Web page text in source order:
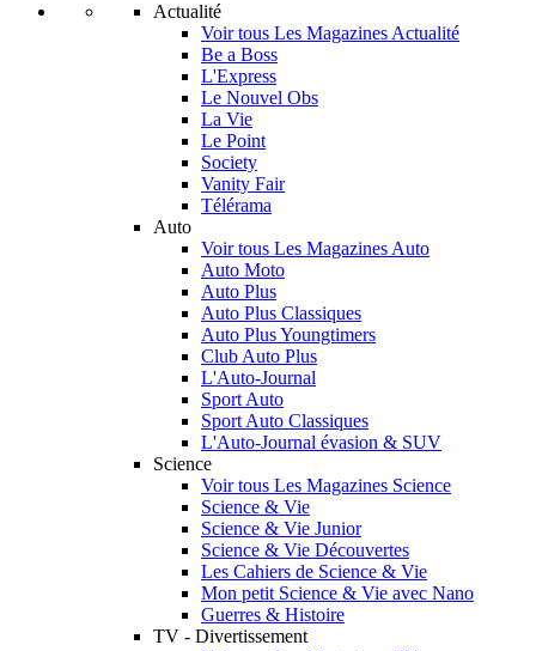
Actualité
Voir tous Les Magazines Actualité
Be a Boss
L'Express
Le Nouvel Obs
La Vie
Le Point
Society
Vanity Fair
Télérama
Auto
Voir tous Les Magazines Auto
Auto Moto
Auto Plus
Auto Plus Classiques
Auto Plus Youngtimers
Club Auto Plus
L'Auto-Journal
Sport Auto
Sport Auto Classiques
L'Auto-Journal évasion & SUV
Science
Voir tous Les Magazines Science
Science & Vie
Science & Vie Junior
Science & Vie Découvertes
Les Cahiers de Science & Vie
Mon petit Science & Vie avec Nano
Guerres & Histoire
TV - Divertissement